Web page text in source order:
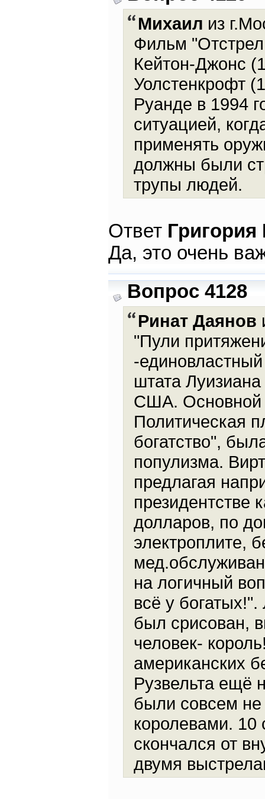
Михаил из
Фильм
Кейтон-Джонс
Уолстенкрофт
Руанде в 1994
ситуацией,
применять
должны были
трупы людей.
Ответ
Да, это очень
Вопрос 4128
Ринат Даянов
"Пули
-
штата
США. Основной
Политическая
богатство",
популизма.
предлагая
президентстве
долларов, по
электроплите,
на логичный
всё у
был срисован,
человек-
американских
Рузвельта ещё
были совсем не
королевами. 10
скончался от
двумя